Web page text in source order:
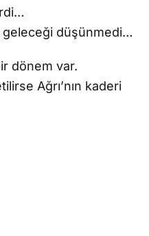
geleceği düşünmedi…
dönem var.
Ağrı’nın kaderi